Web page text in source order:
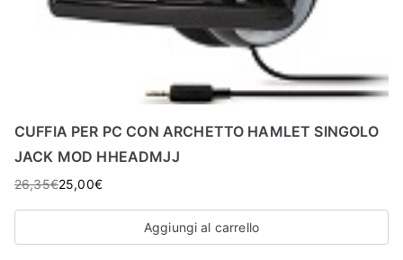
CUFFIA PER PC CON ARCHETTO HAMLET SINGOLO
JACK MOD HHEADMJJ
26,35€25,00€
Aggiungi al carrello